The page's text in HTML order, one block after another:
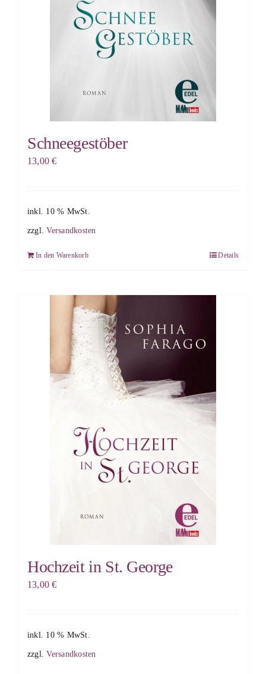
Schneegestöber
13,00€
inkl. 10 % MwSt.
zzgl.Versandkosten
In den Warenkorb Details
Hochzeit in St. George
13,00€
inkl. 10 % MwSt.
zzgl.Versandkosten